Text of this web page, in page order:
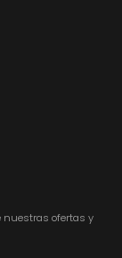
nuestras ofertas y